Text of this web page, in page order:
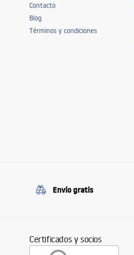
Contacto
Blog
Términos y condiciones
Envío gratis
Certificados y socios